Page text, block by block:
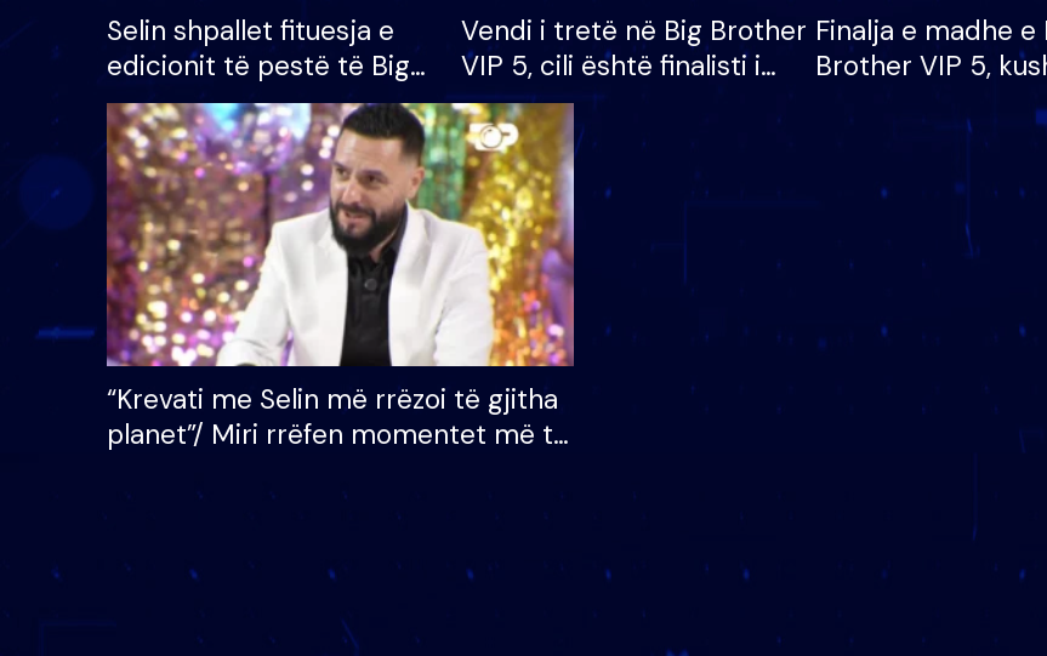
Selin shpallet fituesja e
edicionit të pestë të Big
Brother VIP, rrëmben
çmimin e madh prej 100
mijë eurosh
Vendi i tretë në Big Brother
VIP 5, cili është finalisti i
radhës që lë shtëpinë
Finalja e madhe e
Brother VIP 5,
banori i parë që
dhe humb
të fituar çmimin e
“Krevati me Selin më rrëzoi të gjitha
planet”/ Miri rrëfen momentet më të
mungojë zilja e mëngjesit kur…